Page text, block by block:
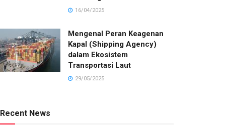
16/04/2025
Mengenal Peran Keagenan
Kapal (Shipping Agency)
dalam Ekosistem
Transportasi Laut
29/05/2025
Recent News